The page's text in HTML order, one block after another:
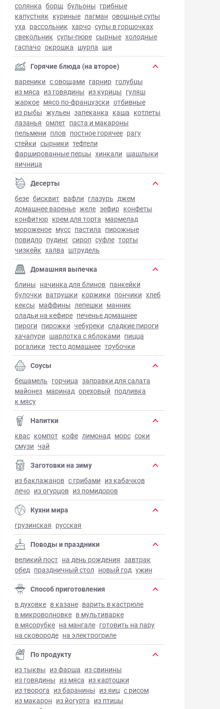
солянка борщ бульоны грибные
капустняк куриные лагман овощные супы
уха рассольник харчо супы в горшочках
свекольник супы-пюре сырные холодные
гаспачо окрошка шурпа щи
Горячие блюда (на второе)
вареники с овощами гарнир голубцы
из мяса из говядины из курицы гуляш
жаркое мясо по-французски отбивные
из рыбы жульен запеканка каша котлеты
лазанья омлет паста и макароны
пельмени плов постное горячее рагу
стейки сырники тефтели
фаршированные перцы хинкали шашлыки
яичница
Десерты
безе бисквит вафли глазурь джем
домашнее варенье желе зефир конфеты
конфитюр крем для торта мармелад
мороженое мусс пастила пирожные
повидло пудинг сироп суфле торты
чизкейк халва штрудель
Домашняя выпечка
блины начинка для блинов панкейки
булочки ватрушки коржики пончики хлеб
кексы маффины лепешки манник
оладьи на кефире печенье домашнее
пироги пирожки чебуреки сладкие пироги
хачапури шарлотка с яблоками пицца
рогалики тесто домашнее трубочки
Соусы
бешамель горчица заправки для салата
майонез маринад ореховый подливка
к мясу
Напитки
квас компот кофе лимонад морс соки
смузи чай
Заготовки на зиму
из баклажанов с грибами из кабачков
лечо из огурцов из помидоров
Кухни мира
грузинская русская
Поводы и праздники
великий пост на день рождения завтрак
обед праздничный стол новый год ужин
Способ приготовления
в духовке в казане варить в кастрюле
в микроволновке в мультиварке
в мясорубке на мангале готовить на пару
на сковороде на электрогриле
По продукту
из тыквы из фарша из свинины
из говядины из мяса из картошки
из творога из баранины из яиц с рисом
из макарон из йогурта из птицы